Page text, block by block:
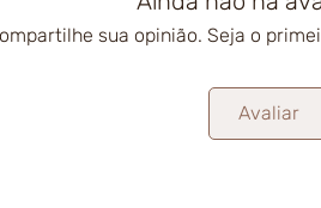
sua opinião. Seja o
Avaliar